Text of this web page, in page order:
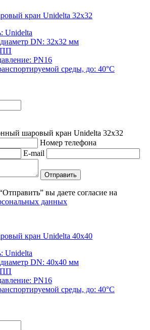
кран Unidelta 32x32
Unidelta
DN: 32х32 мм
PN16
среды, до: 40°С
шаровый кран Unidelta 32x32
Номер телефона
E-mail
Отправить
вы даете согласие на
данных
кран Unidelta 40x40
Unidelta
DN: 40х40 мм
PN16
среды, до: 40°С